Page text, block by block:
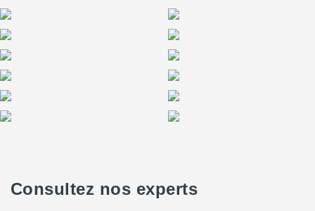
Consultez nos experts